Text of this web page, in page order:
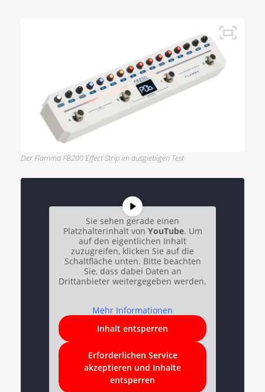
Der Flamma FB200 Effect Strip im ausgiebigen Test
Sie sehen gerade einen
Platzhalterinhalt von YouTube. Um
auf den eigentlichen Inhalt
zuzugreifen, klicken Sie auf die
Schaltfläche unten. Bitte beachten
Sie, dass dabei Daten an
Drittanbieter weitergegeben werden.
Mehr Informationen
Inhalt entsperren
Erforderlichen Service
akzeptieren und Inhalte
entsperren